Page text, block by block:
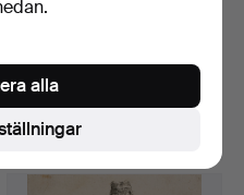
"Berberi tüdruk kaameliga …
9 493 USD
Utvalt
alla